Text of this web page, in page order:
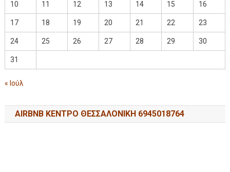
10 11 12 13 14 15 16
17 18 19 20 21 22 23
24 25 26 27 28 29 30
31
« Ιούλ
AIRBNB ΚΕΝΤΡΟ ΘΕΣΣΑΛΟΝΙΚΗ 6945018764